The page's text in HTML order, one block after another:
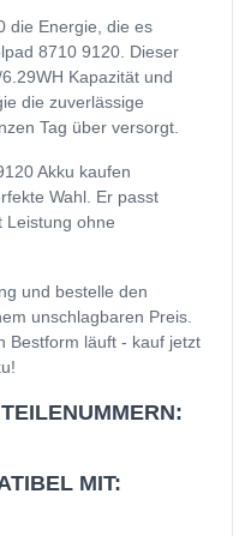
die Energie, die es
8710 9120. Dieser
Kapazität und
die zuverlässige
Tag über versorgt.
Akku kaufen
Wahl. Er passt
Leistung ohne
und bestelle den
unschlagbaren Preis.
Bestform läuft - kauf jetzt
MIT: